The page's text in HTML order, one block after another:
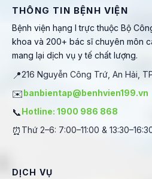
THÔNG TIN BỆNH VIỆN
Bệnh viện hạng I trực thuộc Bộ
khoa và 200+ bác sĩ chuyên môn
mang lại dịch vụ y tế chất lượng.
📍216 Nguyễn Công Trứ, An Hải,
✉️banbientap@benhvien199.vn
📞Hotline: 1900 986 868
⏰ Thứ 2–6: 7:00–11:00 &
DỊCH VỤ